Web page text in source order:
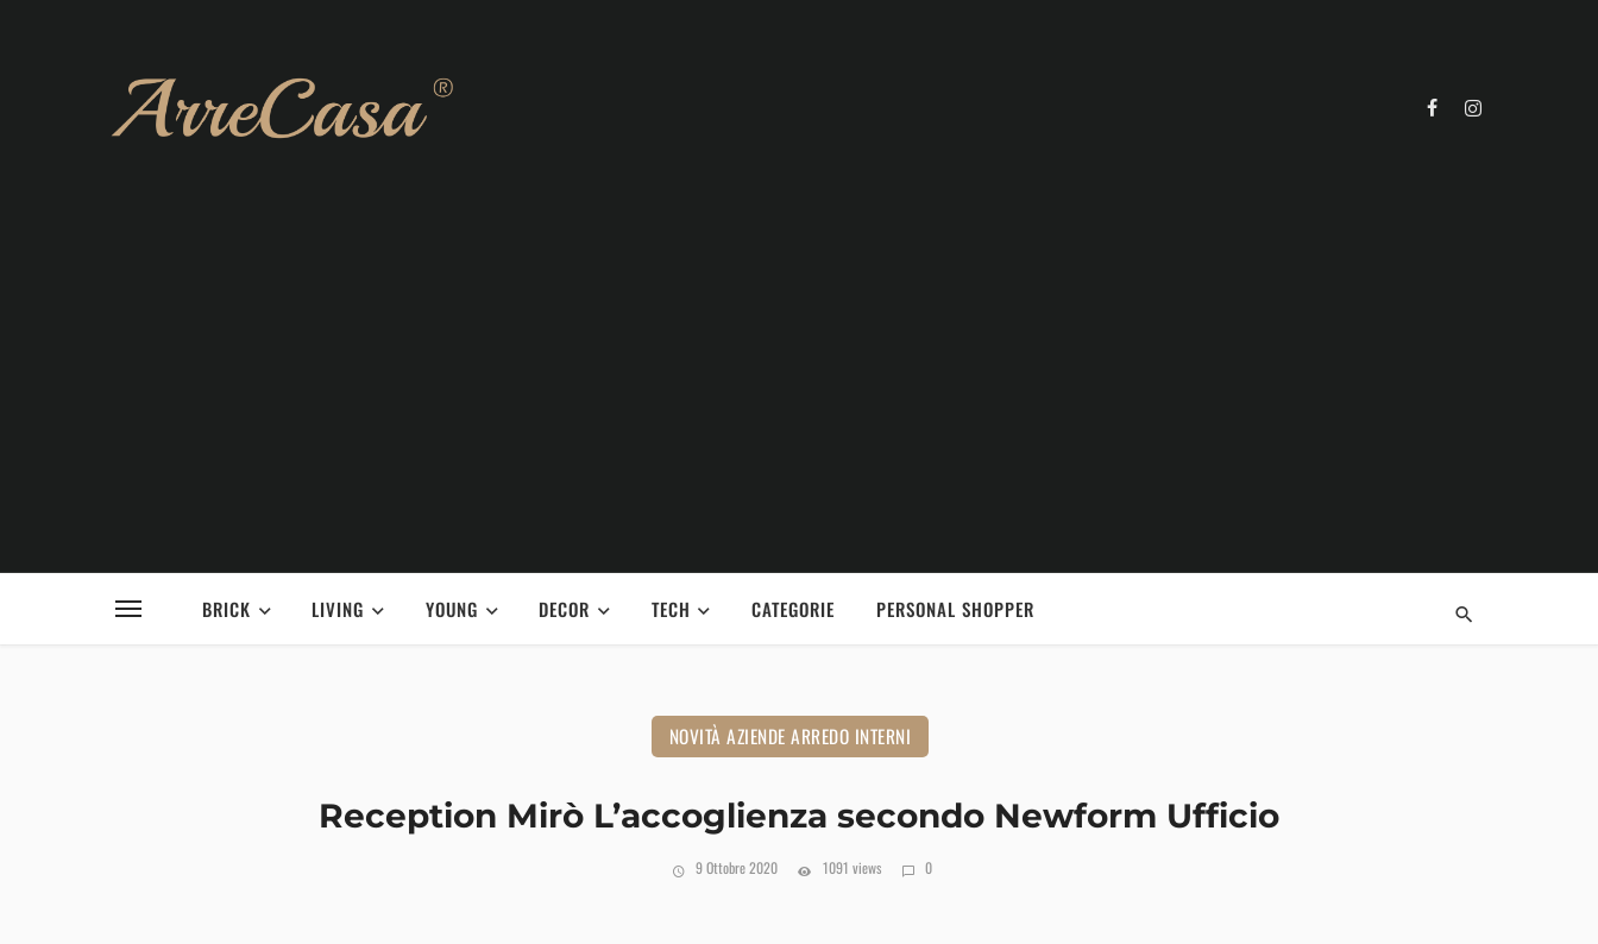
BRICK LIVING YOUNG DECOR TECH CATEGORIE PERSONAL SHOPPER
NOVITÀ AZIENDE ARREDO INTERNI
Reception Mirò L’accoglienza secondo Newform Ufficio
9 Ottobre 2020 1091 views 0